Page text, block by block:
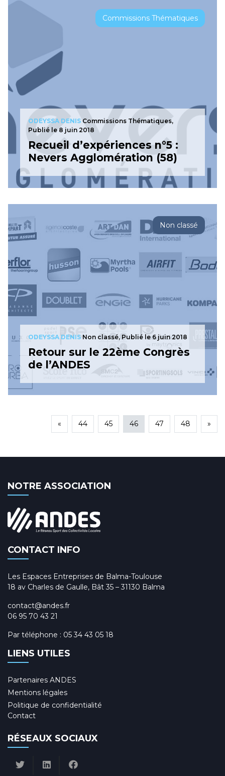
Commissions Thématiques
ODEYSSA DENIS Commissions Thématiques,
Publié le 8 juin 2018
Recueil d’expériences n°5 :
Nevers Agglomération (58)
Non classé
ODEYSSA DENIS Non classé, Publié le 6 juin 2018
Retour sur le 22ème Congrès
de l’ANDES
« 44 45 46 47 48 »
NOTRE ASSOCIATION
CONTACT INFO
Les Espaces Entreprises de Balma-Toulouse
18 av Charles de Gaulle, Bât 35 – 31130 Balma
contact@andes.fr
06 95 70 43 21
Par téléphone : 05 34 43 05 18
LIENS UTILES
Partenaires ANDES
Mentions légales
Politique de confidentialité
Contact
RÉSEAUX SOCIAUX